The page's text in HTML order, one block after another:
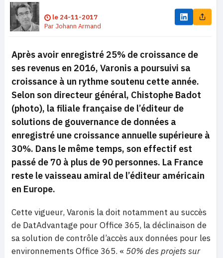
le 24-11-2017
Par Johann Armand
Après avoir enregistré 25% de croissance de
ses revenus en 2016, Varonis a poursuivi sa
croissance à un rythme soutenu cette année.
Selon son directeur général, Chistophe Badot
(photo), la filiale française de l’éditeur de
solutions de gouvernance de données a
enregistré une croissance annuelle supérieure à
30%. Dans le même temps, son effectif est
passé de 70 à plus de 90 personnes. La France
reste le vaisseau amiral de l’éditeur américain
en Europe.
Cette vigueur, Varonis la doit notamment au succès
de DatAdvantage pour Office 365, la déclinaison de
sa solution de contrôle d’accès aux données pour les
environnements Office 365. « 50% des projets sur